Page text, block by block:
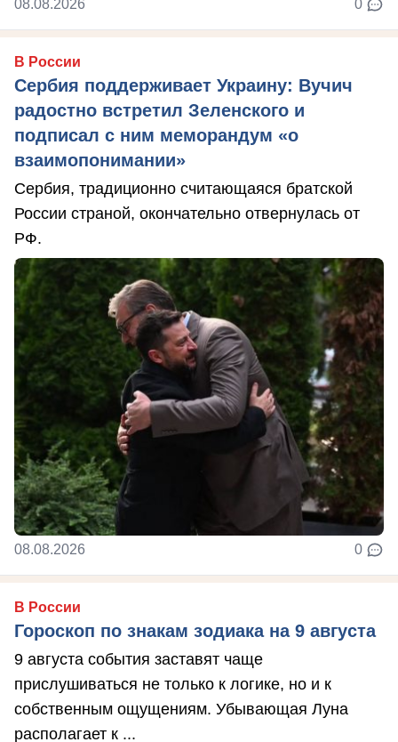
08.08.2026 0
В России
Сербия поддерживает Украину: Вучич
радостно встретил Зеленского и
подписал с ним меморандум «о
взаимопонимании»
Сербия, традиционно считающаяся братской
России страной, окончательно отвернулась от
РФ.
08.08.2026 0
В России
Гороскоп по знакам зодиака на 9 августа
9 августа события заставят чаще
прислушиваться не только к логике, но и к
собственным ощущениям. Убывающая Луна
располагает к ...